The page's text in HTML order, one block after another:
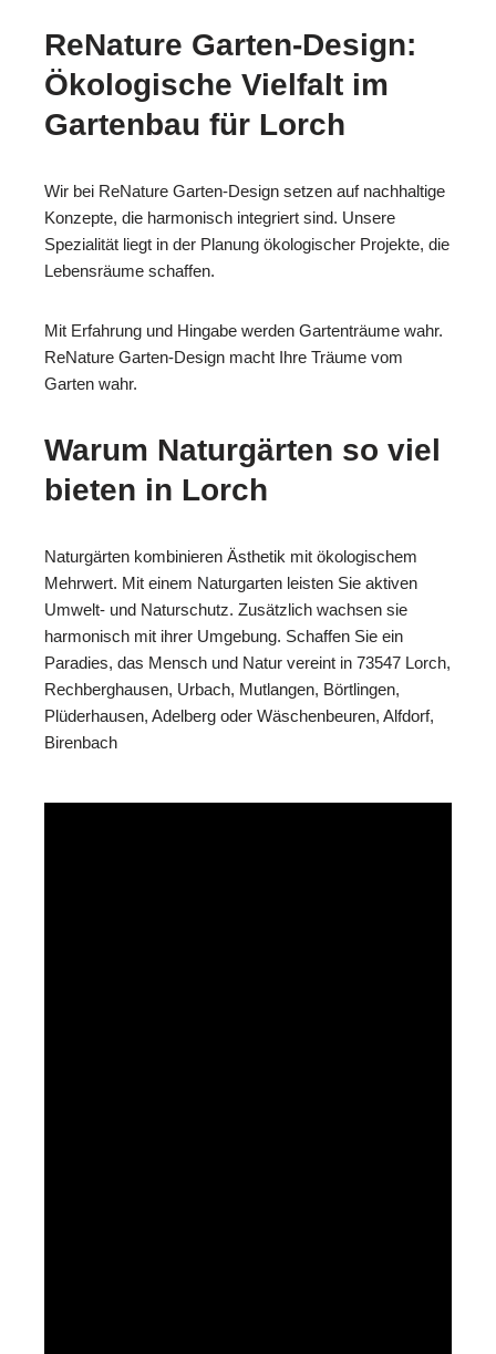
ReNature Garten-Design:
Ökologische Vielfalt im
Gartenbau für Lorch
Wir bei ReNature Garten-Design setzen auf nachhaltige
Konzepte, die harmonisch integriert sind. Unsere
Spezialität liegt in der Planung ökologischer Projekte, die
Lebensräume schaffen.
Mit Erfahrung und Hingabe werden Gartenträume wahr.
ReNature Garten-Design macht Ihre Träume vom
Garten wahr.
Warum Naturgärten so viel
bieten in Lorch
Naturgärten kombinieren Ästhetik mit ökologischem
Mehrwert. Mit einem Naturgarten leisten Sie aktiven
Umwelt- und Naturschutz. Zusätzlich wachsen sie
harmonisch mit ihrer Umgebung. Schaffen Sie ein
Paradies, das Mensch und Natur vereint in 73547 Lorch,
Rechberghausen, Urbach, Mutlangen, Börtlingen,
Plüderhausen, Adelberg oder Wäschenbeuren, Alfdorf,
Birenbach